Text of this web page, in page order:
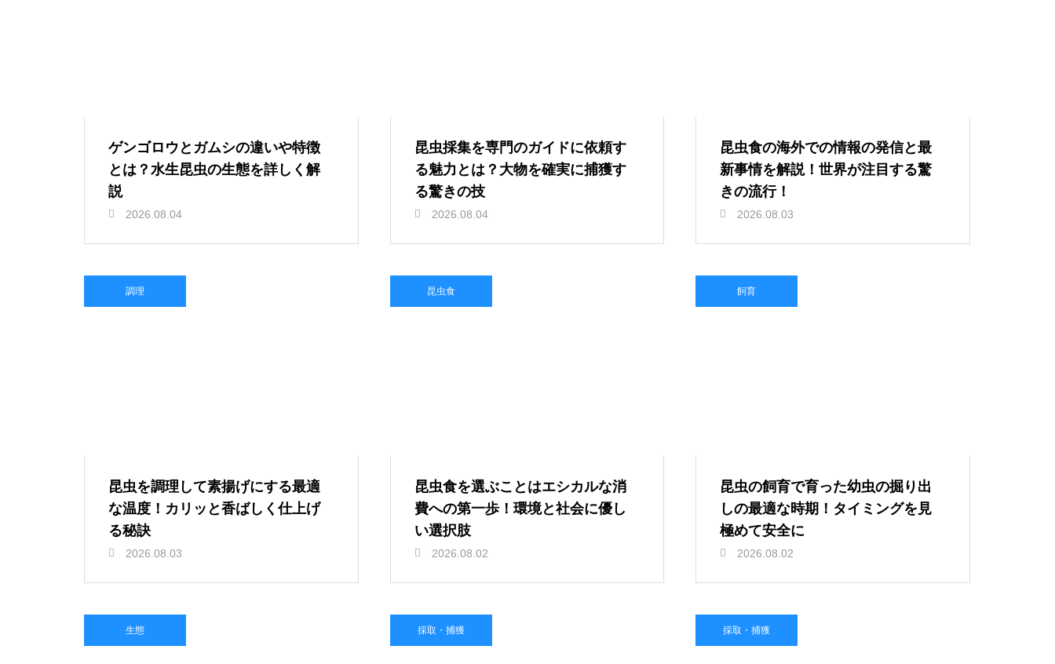
ゲンゴロウとガムシの違いや特徴
とは？水生昆虫の生態を詳しく解
説
2026.08.04
昆虫採集を専門のガイドに依頼す
る魅力とは？大物を確実に捕獲す
る驚きの技
2026.08.04
昆虫食の海外での情報の発信と最
新事情を解説！世界が注目する驚
きの流行！
2026.08.03
調理
昆虫を調理して素揚げにする最適
な温度！カリッと香ばしく仕上げ
る秘訣
2026.08.03
昆虫食
昆虫食を選ぶことはエシカルな消
費への第一歩！環境と社会に優し
い選択肢
2026.08.02
飼育
昆虫の飼育で育った幼虫の掘り出
しの最適な時期！タイミングを見
極めて安全に
2026.08.02
生態 採取・捕獲 採取・捕獲